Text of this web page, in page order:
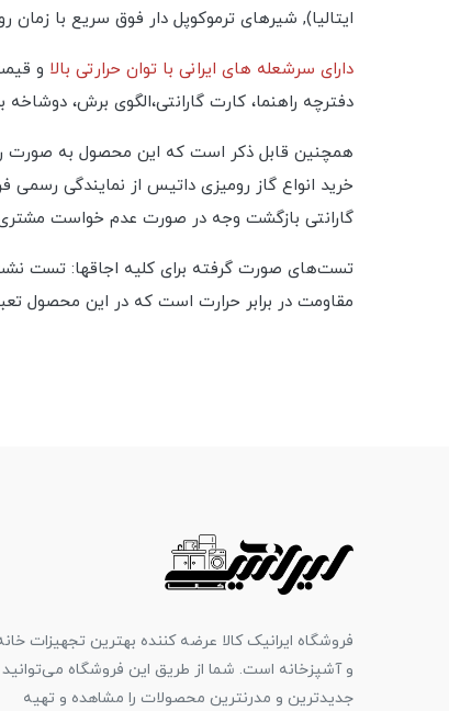
ایتالیا), شیرهای ترموکوپل دار فوق سریع با
دارای سرشعله های ایرانی با توان حرارتی بالا و
دفترچه راهنما، کارت گارانتی،الگوی برش،
خرید انواع گاز رومیزی داتیس از نمایندگی
گارانتی بازگشت وجه در صورت عدم خواست مشتری
تست‌های صورت گرفته برای کلیه اجاقها: تست
مقاومت در برابر حرارت است که در این محصول
فروشگاه ایرانیک کالا عرضه کننده بهترین تجهیزات
و آشپزخانه است. شما از طریق این فروشگاه می‌توانید
جدیدترین و مدرنترین محصولات را مشاهده و تهیه